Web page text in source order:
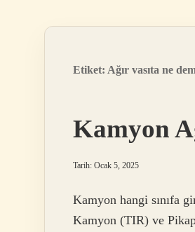
Etiket: Ağır vasıta ne
Kamyon
Tarih: Ocak 5, 2025
Kamyon hangi sınıfa
Kamyon (TIR) ​​ve